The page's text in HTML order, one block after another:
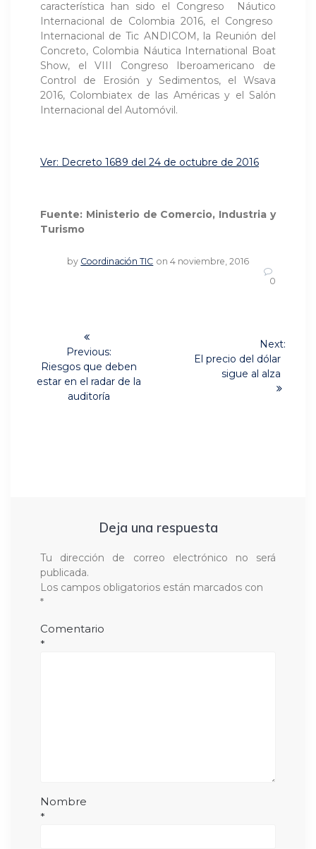
característica han sido el Congreso Náutico
Internacional de Colombia 2016, el Congreso
Internacional de Tic ANDICOM, la Reunión del
Concreto, Colombia Náutica International Boat
Show, el VIII Congreso Iberoamericano de
Control de Erosión y Sedimentos, el Wsava
2016, Colombiatex de las Américas y el Salón
Internacional del Automóvil.
Ver: Decreto 1689 del 24 de octubre de 2016
Fuente: Ministerio de Comercio, Industria y
Turismo
by Coordinación TIC on 4 noviembre, 2016
0
Navegación
entradas
Previous:
Previous
post:
Riesgos que deben
estar en el radar de la
auditoría
Next:
El precio del dólar
sigue al alza
Deja una respuesta
Tu dirección de correo electrónico no será
publicada.
Los campos obligatorios están marcados con
*
Comentario
*
Nombre
*